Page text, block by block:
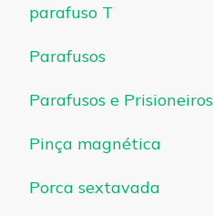
parafuso T
Parafusos
Parafusos e Prisioneiros
Pinça magnética
Porca sextavada